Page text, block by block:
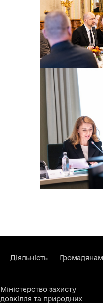
Діяльність Громадянам
Міністерство захисту
довкілля та природних